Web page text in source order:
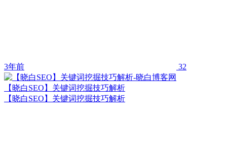
3年前 32
【晓白SEO】关键词挖掘技巧解析
【晓白SEO】关键词挖掘技巧解析